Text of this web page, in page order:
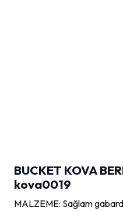
BUCKET KOVA
kova0019
MALZEME: Sağlam